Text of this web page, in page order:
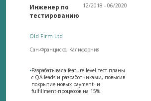
Инженер по
тестированию
12/2018 - 06/2020
Old Firm Ltd
Сан-Франциско, Калифорния
•Разрабатывала feature-level тест-планы
с QA leads и разработчиками, повысив
покрытие новых payment- и
fulfillment-процессов на 15%.